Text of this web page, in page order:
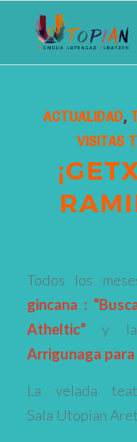
ACTUALIDAD,
VISITAS
Todos los
gincana :
Atheltic”y
Arrigunaga para
La velada
Sala Utopian